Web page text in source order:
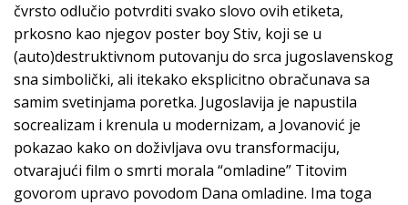
čvrsto odlučio potvrditi svako slovo ovih etiketa,
prkosno kao njegov poster boy Stiv, koji se u
(auto)destruktivnom putovanju do srca jugoslavenskog
sna simbolički, ali itekako eksplicitno obračunava sa
samim svetinjama poretka. Jugoslavija je napustila
socrealizam i krenula u modernizam, a Jovanović je
pokazao kako on doživljava ovu transformaciju,
otvarajući film o smrti morala “omladine” Titovim
govorom upravo povodom Dana omladine. Ima toga